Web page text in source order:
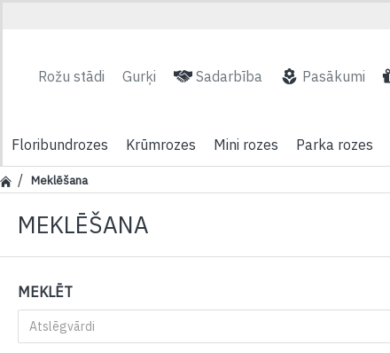
Rožu stādi Gurķi Sadarbība Pasākumi
Floribundrozes Krūmrozes Mini rozes Parka rozes
Meklēšana
MEKLĒŠANA
MEKLĒT